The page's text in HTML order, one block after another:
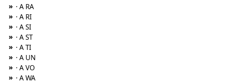
» · A RA
» · A RI
» · A SI
» · A ST
» · A TI
» · A UN
» · A VO
» · A WA